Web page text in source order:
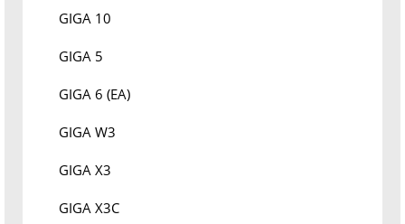
GIGA 10
GIGA 5
GIGA 6 (EA)
GIGA W3
GIGA X3
GIGA X3C